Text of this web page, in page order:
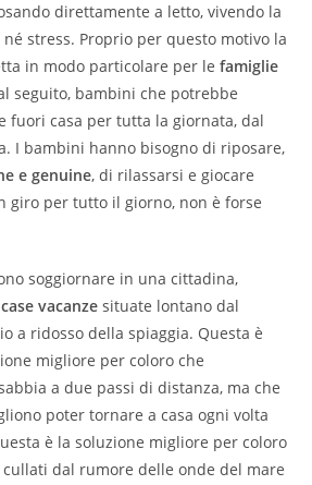
direttamente a letto, vivendo la
stress. Proprio per questo motivo la
in modo particolare per lefamiglie
seguito, bambini che potrebbe
fuori casa per tutta la giornata, dal
I bambini hanno bisogno di riposare,
e genuine, di rilassarsi e giocare
giro per tutto il giorno, non è forse
soggiornare in una cittadina,
case vacanze situate lontano dal
a ridosso della spiaggia. Questa è
migliore per coloro che
a due passi di distanza, ma che
poter tornare a casa ogni volta
è la soluzione migliore per coloro
dal rumore delle onde del mare